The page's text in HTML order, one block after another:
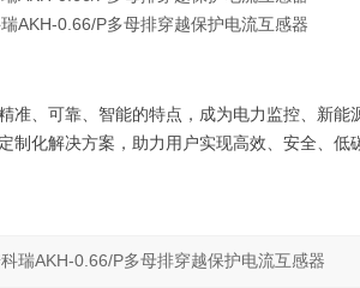
准、可靠、智能的特点，成为电力监控、新能
定制化解决方案 ，助力用户实现高效、安全、低